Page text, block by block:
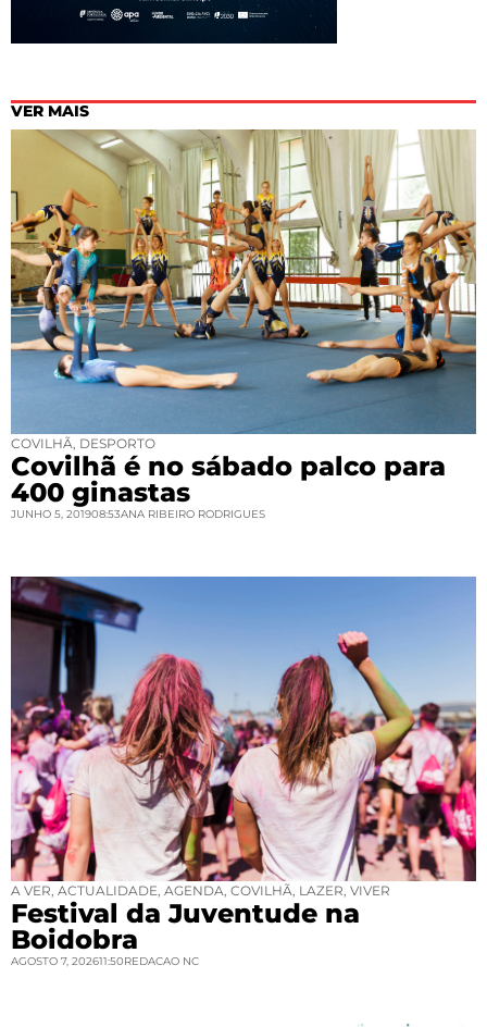
VER MAIS
COVILHÃ, DESPORTO
Covilhã é no sábado palco para
400 ginastas
JUNHO 5, 201908:53ANA RIBEIRO RODRIGUES
A VER, ACTUALIDADE, AGENDA, COVILHÃ, LAZER, VIVER
Festival da Juventude na
Boidobra
AGOSTO 7, 202611:50REDACAO NC